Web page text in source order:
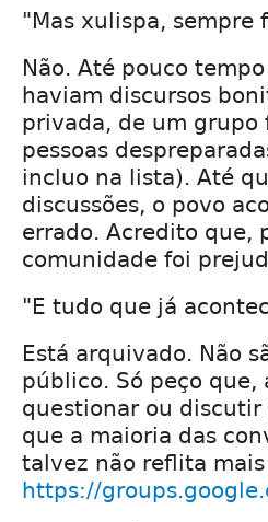
"Mas xulispa, sempre
Não. Até pouco
haviam discursos
privada, de um grupo
pessoas
incluo na lista). Até
discussões, o povo
errado. Acredito que,
comunidade foi
"E tudo que já
Está arquivado. Não
público. Só peço que,
questionar ou
que a maioria das
talvez não reflita
https://